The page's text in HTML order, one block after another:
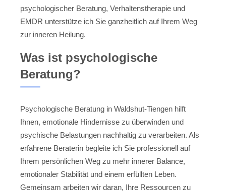
psychologischer Beratung, Verhaltenstherapie und
EMDR unterstütze ich Sie ganzheitlich auf Ihrem Weg
zur inneren Heilung.
Was ist psychologische
Beratung?
Psychologische Beratung in Waldshut-Tiengen hilft
Ihnen, emotionale Hindernisse zu überwinden und
psychische Belastungen nachhaltig zu verarbeiten. Als
erfahrene Beraterin begleite ich Sie professionell auf
Ihrem persönlichen Weg zu mehr innerer Balance,
emotionaler Stabilität und einem erfüllten Leben.
Gemeinsam arbeiten wir daran, Ihre Ressourcen zu